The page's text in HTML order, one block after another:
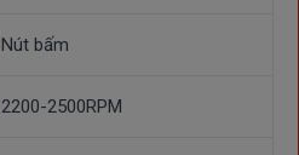
Nút bấm
2200-2500RPM